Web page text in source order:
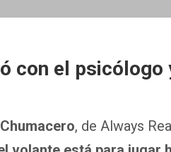
con el psicólogo
, de Always